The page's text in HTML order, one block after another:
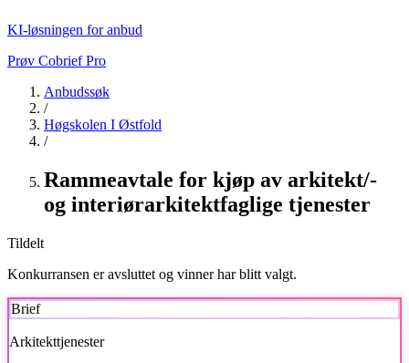
KI-løsningen for anbud
Prøv Cobrief Pro
Anbudssøk
/
Høgskolen I Østfold
/
Rammeavtale for kjøp av arkitekt/-
og interiørarkitektfaglige tjenester
Tildelt
Konkurransen er avsluttet og vinner har blitt valgt.
Brief
Arkitekttjenester